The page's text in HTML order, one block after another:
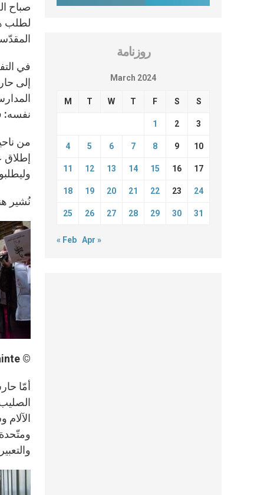
لطلب
في
إلى
نفسه:
من
إطلاق
نُشير
© Custodie de Terre Sainte
روزنامة
March 2024
M T W T F S S
1 2 3
4 5 6 7 8 9 10
11 12 13 14 15 16 17
18 19 20 21 22 23 24
25 26 27 28 29 30 31
« Feb Apr »